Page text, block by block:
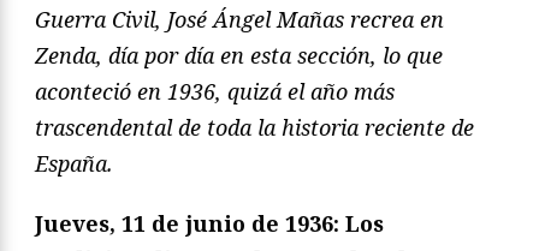
Guerra Civil, José Ángel Mañas recrea en
Zenda, día por día en esta sección, lo que
aconteció en 1936, quizá el año más
trascendental de toda la historia reciente de
España.
Jueves, 11 de junio de 1936: Los